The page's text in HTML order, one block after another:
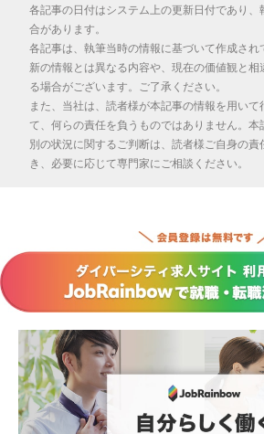
各記事の日付はシステム上の更新日付であり
合があります。
各記事は、執筆当時の情報に基づいて作成され
新の情報とは異なる内容や、現在の価値観と
る場合がございます。ご了承ください。
また、当社は、読者様が本記事の情報を用い
て、何らの責任を負うものではありません。本
別の状況に関するご判断は、読者様ご自身の
き、必要に応じて専門家にご相談ください。